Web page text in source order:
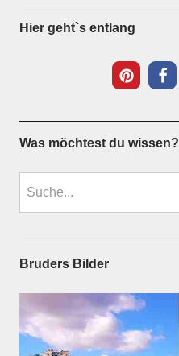
Hier geht`s entlang
Was möchtest du wissen?
Bruders Bilder